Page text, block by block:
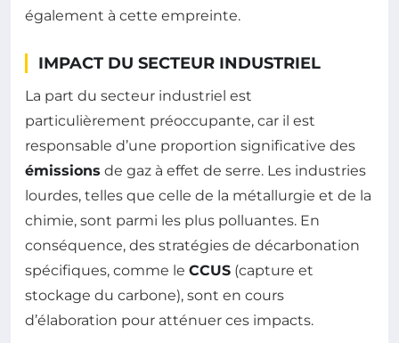
également à cette empreinte.
IMPACT DU SECTEUR INDUSTRIEL
La part du secteur industriel est
particulièrement préoccupante, car il est
responsable d’une proportion significative des
émissions de gaz à effet de serre. Les industries
lourdes, telles que celle de la métallurgie et de la
chimie, sont parmi les plus polluantes. En
conséquence, des stratégies de décarbonation
spécifiques, comme le CCUS (capture et
stockage du carbone), sont en cours
d’élaboration pour atténuer ces impacts.